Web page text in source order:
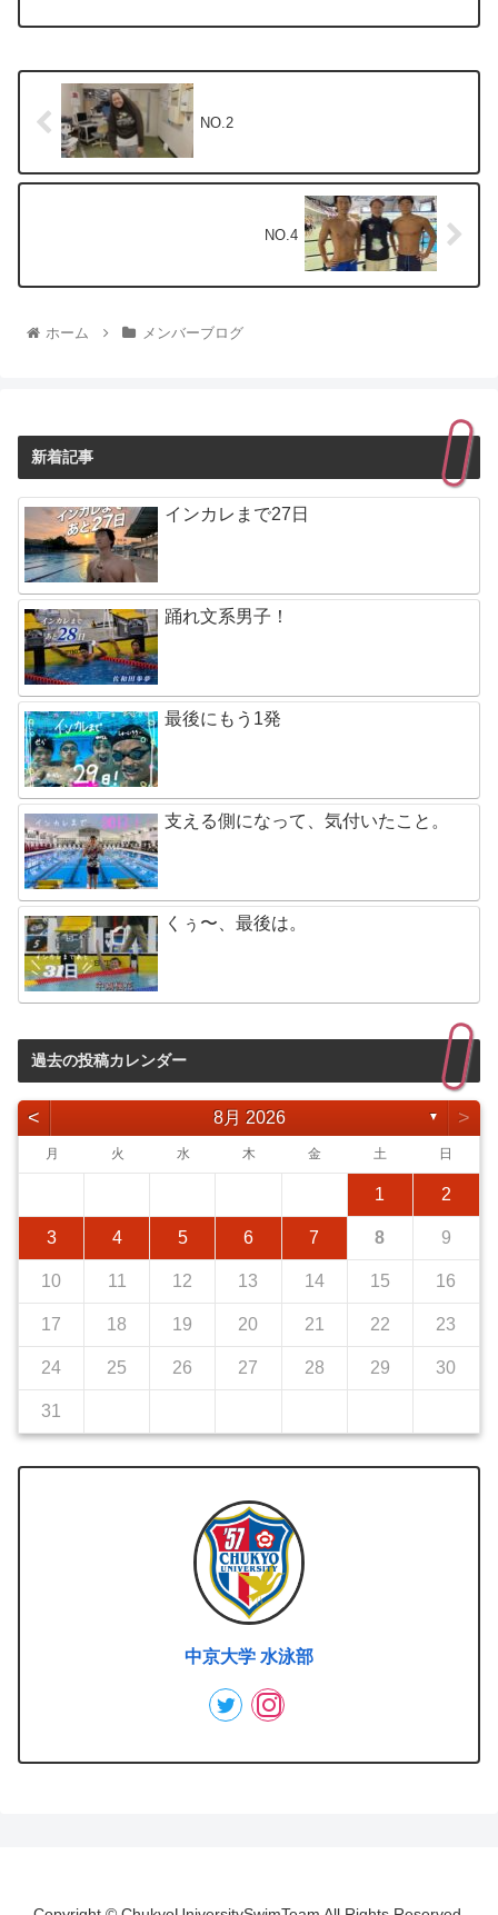
NO.2
NO.4
ホーム メンバーブログ
新着記事
インカレまで27日
踊れ文系男子！
最後にもう1発
支える側になって、気付いたこと。
くぅ〜、最後は。
過去の投稿カレンダー
< 8月 2026 ▼ >
月 火 水 木 金 土 日
1 2
3 4 5 6 7 8 9
10 11 12 13 14 15 16
17 18 19 20 21 22 23
24 25 26 27 28 29 30
31
中京大学 水泳部